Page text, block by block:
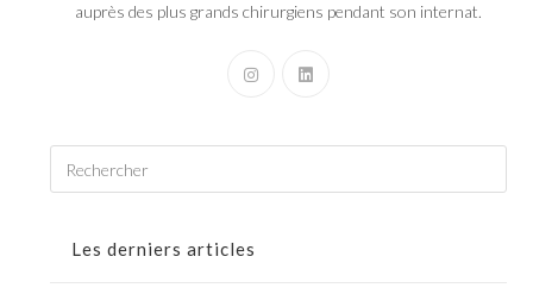
auprès des plus grands chirurgiens pendant son internat.
Les derniers articles